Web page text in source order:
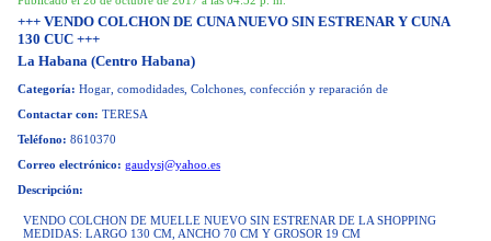
+++ VENDO COLCHON DE CUNA NUEVO SIN ESTRENAR Y CUNA
130 CUC +++
La Habana (Centro Habana)
Categoría: Hogar, comodidades, Colchones, confección y reparación de
Contactar con: TERESA
Teléfono: 8610370
Correo electrónico: gaudysj@yahoo.es
Descripción:
VENDO COLCHON DE MUELLE NUEVO SIN ESTRENAR DE LA SHOPPING
MEDIDAS: LARGO 130 CM, ANCHO 70 CM Y GROSOR 19 CM